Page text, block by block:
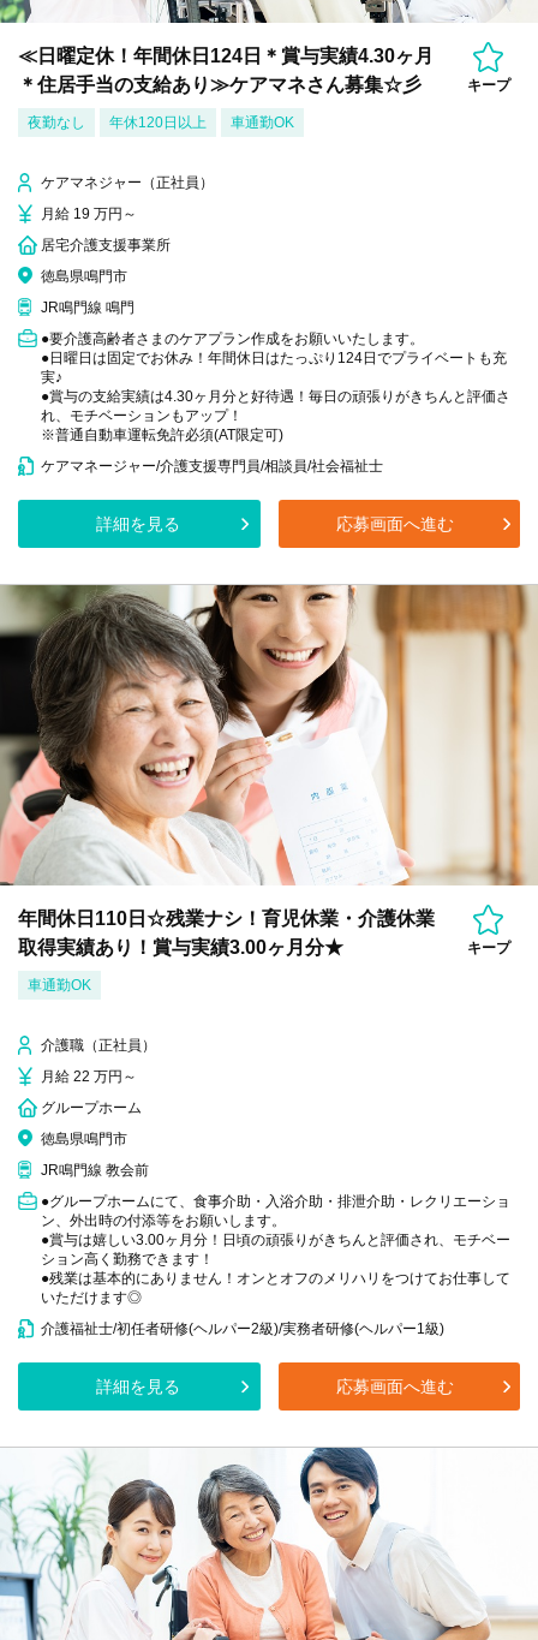
≪日曜定休！年間休日124日＊賞与実績4.30ヶ月
＊住居手当の支給あり≫ケアマネさん募集☆彡
キープ
夜勤なし 年休120日以上 車通勤OK
ケアマネジャー（正社員）
月給 19 万円～
居宅介護支援事業所
徳島県鳴門市
JR鳴門線 鳴門
●要介護高齢者さまのケアプラン作成をお願いいたします。
●日曜日は固定でお休み！年間休日はたっぷり124日でプライベートも充
実♪
●賞与の支給実績は4.30ヶ月分と好待遇！毎日の頑張りがきちんと評価さ
れ、モチベーションもアップ！
※普通自動車運転免許必須(AT限定可)
ケアマネージャー/介護支援専門員/相談員/社会福祉士
詳細を見る 応募画面へ進む
年間休日110日☆残業ナシ！育児休業・介護休業
取得実績あり！賞与実績3.00ヶ月分★
キープ
車通勤OK
介護職（正社員）
月給 22 万円～
グループホーム
徳島県鳴門市
JR鳴門線 教会前
●グループホームにて、食事介助・入浴介助・排泄介助・レクリエーショ
ン、外出時の付添等をお願いします。
●賞与は嬉しい3.00ヶ月分！日頃の頑張りがきちんと評価され、モチベー
ション高く勤務できます！
●残業は基本的にありません！オンとオフのメリハリをつけてお仕事して
いただけます◎
介護福祉士/初任者研修(ヘルパー2級)/実務者研修(ヘルパー1級)
詳細を見る 応募画面へ進む